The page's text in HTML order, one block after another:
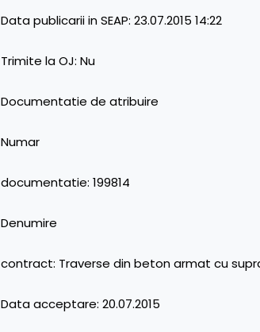
Data publicarii in SEAP: 23.07.2015 14:22
Trimite la OJ: Nu
Documentatie de atribuire
Numar
documentatie: 199814
Denumire
contract: Traverse din beton armat cu
Data acceptare: 20.07.2015